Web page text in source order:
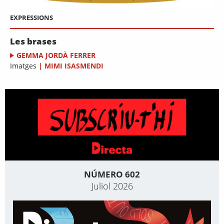
EXPRESSIONS
Les brases
GEMMA JORDÀ FERRER
Imatges | MIMI ISASMENDI
NÚMERO 602
Juliol 2026